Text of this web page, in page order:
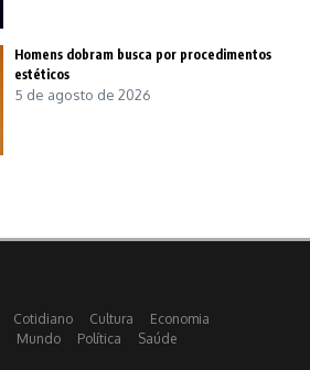
Homens dobram busca por procedimentos
estéticos
5 de agosto de 2026
Cotidiano Cultura
Economia
Mundo Política Saúde